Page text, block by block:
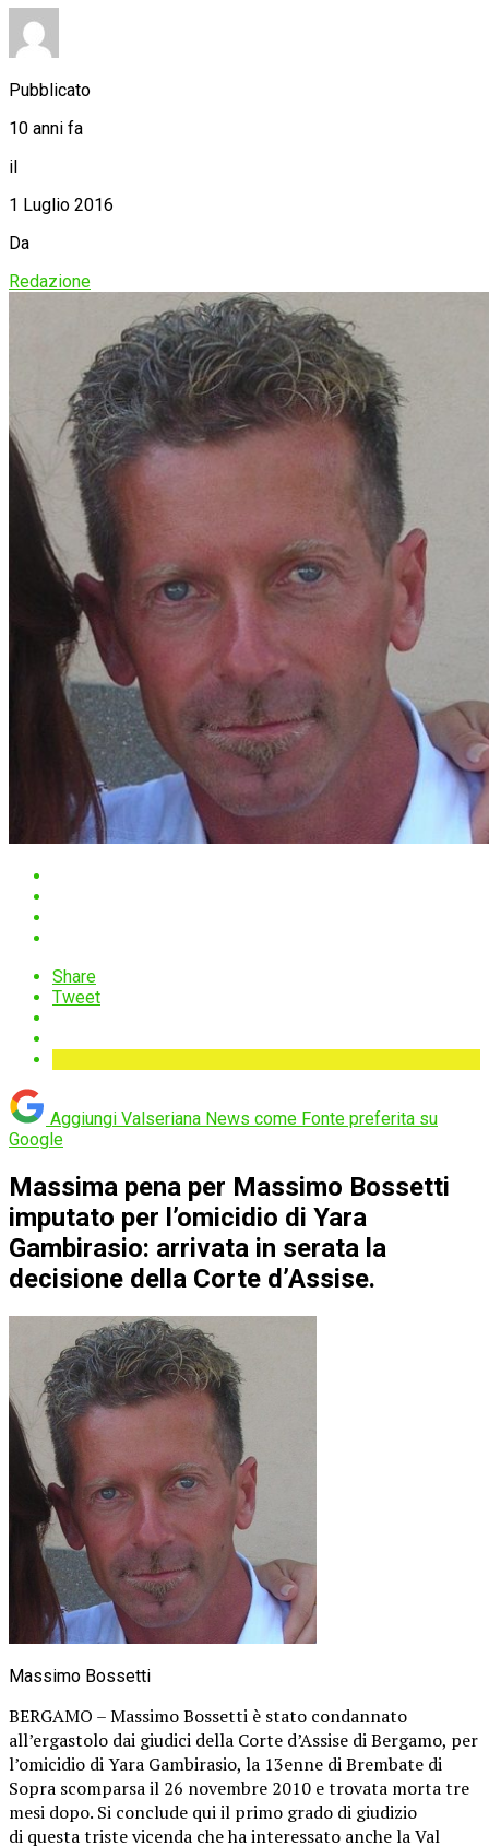
Pubblicato
10 anni fa
il
1 Luglio 2016
Da
Redazione
Share
Tweet
Aggiungi Valseriana News come Fonte preferita su
Google
Massima pena per Massimo Bossetti
imputato per l’omicidio di Yara
Gambirasio: arrivata in serata la
decisione della Corte d’Assise.
Massimo Bossetti
BERGAMO – Massimo Bossetti è stato condannato
all’ergastolo dai giudici della Corte d’Assise di Bergamo, per
l’omicidio di Yara Gambirasio, la 13enne di Brembate di
Sopra scomparsa il 26 novembre 2010 e trovata morta tre
mesi dopo. Si conclude qui il primo grado di giudizio
di questa triste vicenda che ha interessato anche la Val